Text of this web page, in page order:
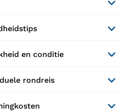
en conditie
rondreis